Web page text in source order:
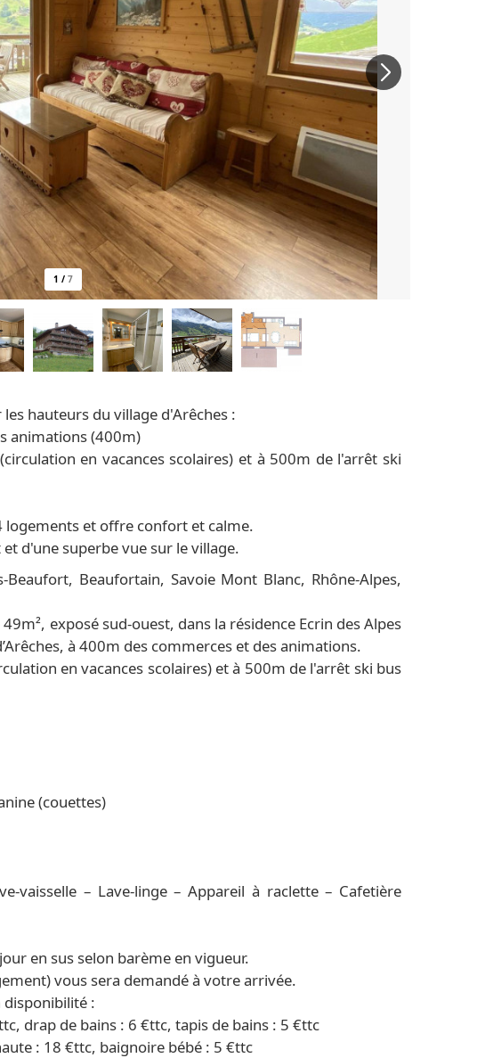
1 / 7
hauteurs du village d'Arêches :
animations (400m)
en vacances scolaires) et à 500m de l'arrêt ski
logements et offre confort et calme.
d'une superbe vue sur le village.
Beaufortain, Savoie Mont Blanc, Rhône-Alpes,
exposé sud-ouest, dans la résidence Ecrin des Alpes
à 400m des commerces et des animations.
en vacances scolaires) et à 500m de l'arrêt ski bus
(couettes)
vaisselle – Lave-linge – Appareil à raclette – Cafetière
en sus selon barème en vigueur.
vous sera demandé à votre arrivée.
:
drap de bains : 6 €ttc, tapis de bains : 5 €ttc
: 18 €ttc, baignoire bébé : 5 €ttc